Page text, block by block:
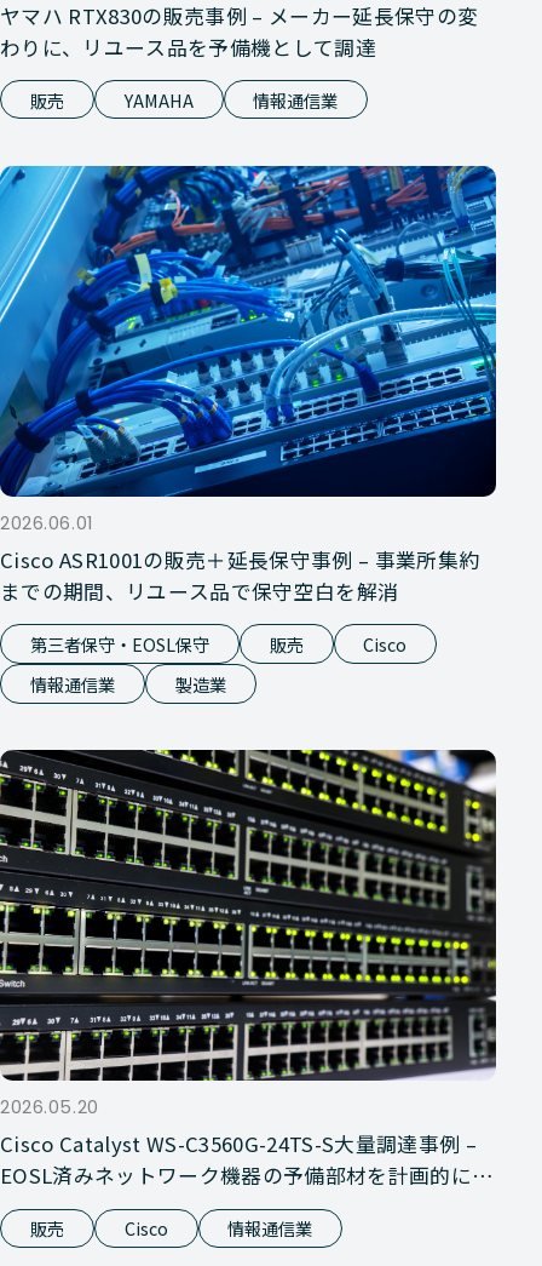
ヤマハ RTX830の販売事例 – メーカー延長保守の変
わりに、リユース品を予備機として調達
販売 YAMAHA 情報通信業
2026.06.01
Cisco ASR1001の販売＋延長保守事例 – 事業所集約
までの期間、リユース品で保守空白を解消
第三者保守・EOSL保守 販売
Cisco
情報通信業
製造業
2026.05.20
Cisco Catalyst WS-C3560G-24TS-S大量調達事例 –
EOSL済みネットワーク機器の予備部材を計画的に確
保
販売 Cisco 情報通信業